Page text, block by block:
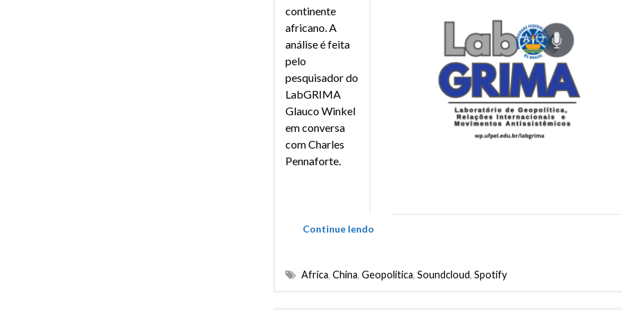
continente
africano. A
análise é feita
pelo
pesquisador do
LabGRIMA
Glauco Winkel
em conversa
com Charles
Pennaforte.
Continue lendo
Africa, China, Geopolítica, Soundcloud, Spotify